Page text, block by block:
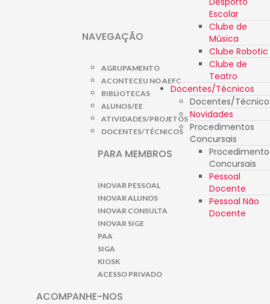
Escolar
Clube de
Música
Clube Robotic
Clube de
Teatro
Docentes/Técnicos
Docentes/
Novidades
Procedimentos
Concursais
Concursais
Pessoal
Docente
Pessoal Não
Docente
NAVEGAÇÃO
AGRUPAMENTO
ACONTECEU NO AEFC
BIBLIOTECAS
ALUNOS/EE
ATIVIDADES/PROJETOS
DOCENTES/TÉCNICOS
PARA MEMBROS
INOVAR PESSOAL
INOVAR ALUNOS
INOVAR CONSULTA
INOVAR SIGE
PAA
SIGA
KIOSK
ACESSO PRIVADO
ACOMPANHE-NOS